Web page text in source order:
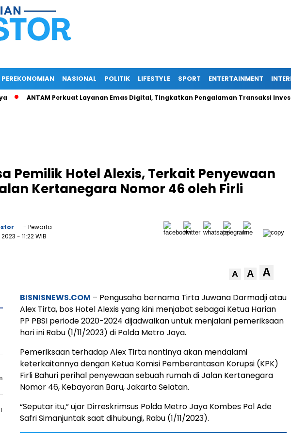
PEREKONOMIAN NASIONAL POLITIK LIFESTYLE SPORT ENTERTAINMENT
ANTAM Perkuat Layanan Emas Digital, Tingkatkan Pengalaman Transaksi Investor
Pemilik Hotel Alexis, Terkait Penyewaan
Kertanegara Nomor 46 oleh Firli
- Pewarta
- 11:22 WIB
A A A
BISNISNEWS.COM – Pengusaha bernama Tirta Juwana Darmadji atau
Alex Tirta, bos Hotel Alexis yang kini menjabat sebagai Ketua Harian
PP PBSI periode 2020-2024 dijadwalkan untuk menjalani pemeriksaan
hari ini Rabu (1/11/2023) di Polda Metro Jaya.
Pemeriksaan terhadap Alex Tirta nantinya akan mendalami
keterkaitannya dengan Ketua Komisi Pemberantasan Korupsi (KPK)
Firli Bahuri perihal penyewaan sebuah rumah di Jalan Kertanegara
Nomor 46, Kebayoran Baru, Jakarta Selatan.
“Seputar itu,” ujar Dirreskrimsus Polda Metro Jaya Kombes Pol Ade
Safri Simanjuntak saat dihubungi, Rabu (1/11/2023).